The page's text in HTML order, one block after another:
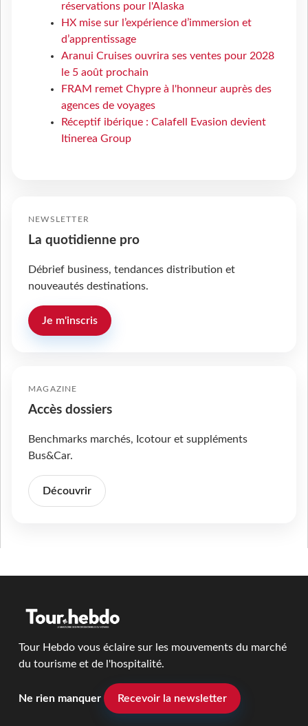
réservations pour l'Alaska
HX mise sur l’expérience d’immersion et
d’apprentissage
Aranui Cruises ouvrira ses ventes pour 2028
le 5 août prochain
FRAM remet Chypre à l'honneur auprès des
agences de voyages
Réceptif ibérique : Calafell Evasion devient
Itinerea Group
NEWSLETTER
La quotidienne pro
Débrief business, tendances distribution et
nouveautés destinations.
Je m'inscris
MAGAZINE
Accès dossiers
Benchmarks marchés, Icotour et suppléments
Bus&Car.
Découvrir
Tour Hebdo vous éclaire sur les mouvements du marché
du tourisme et de l'hospitalité.
Ne rien manquer Recevoir la newsletter